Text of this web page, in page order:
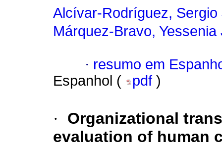
Alcívar-Rodríguez, Sergio
Márquez-Bravo, Yessenia
· resumo em
Espanhol (
pdf )
·
Organizational
evaluation of human